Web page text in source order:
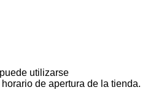
utilizarse
de apertura de la tienda.